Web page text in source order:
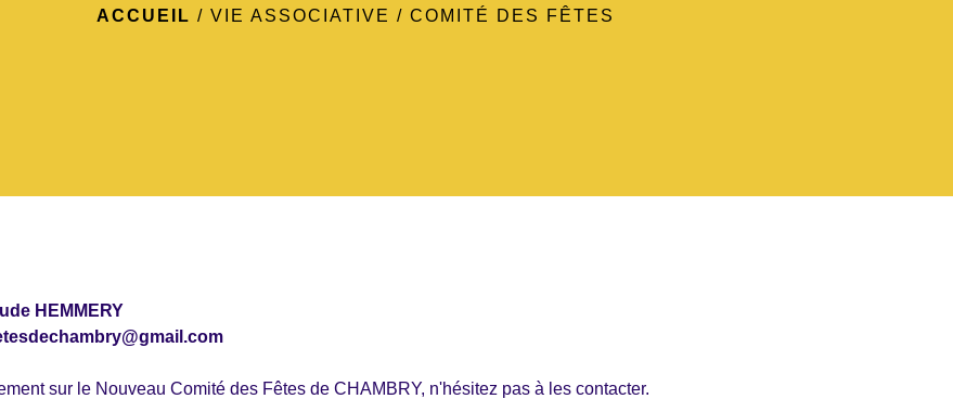
ACCUEIL / VIE ASSOCIATIVE / COMITÉ DES FÊTES
HEMMERY
sur le Nouveau Comité des Fêtes de CHAMBRY, n'hésitez pas à les contacter.